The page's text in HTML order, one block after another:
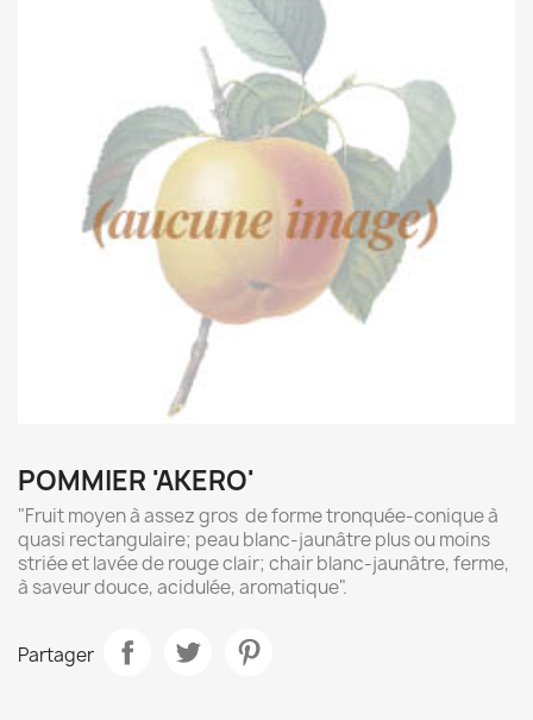
POMMIER 'AKERO'
"Fruit moyen à assez gros de forme tronquée-conique à
quasi rectangulaire; peau blanc-jaunâtre plus ou moins
striée et lavée de rouge clair; chair blanc-jaunâtre, ferme,
à saveur douce, acidulée, aromatique".
Partager